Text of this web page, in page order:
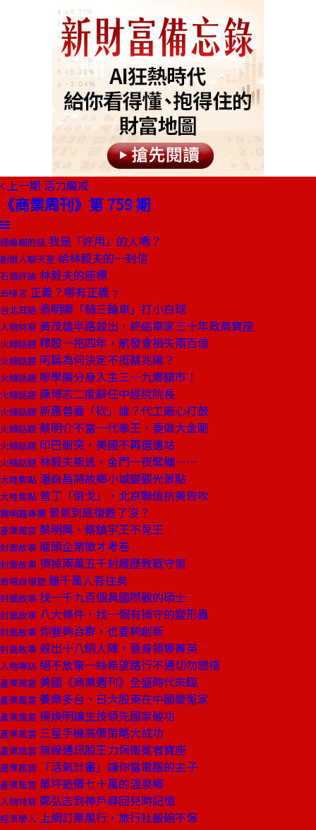
上一期 活力魔戒
《商業周刊》第 759 期
總編輯的話 我是「好用」的人嗎？
創辦人聊天室 給林毅夫的一封信
石頭評論 林毅夫的座標
去梯言 正義？哪有正義﹖
台北耳語 翁明顯「騎三輪車」打小白球
人物特寫 黃茂雄半路殺出，終結辜家三十年政商寶座
火線話題 釋股一拖四年，航發會損失兩百億
火線話題 阿扁為何決定不挺蔡兆陽？
火線話題 廖學廣分身入主三一九鄉鎮市！
火線話題 陳博志二度辭任中經院院長
火線話題 新惠普要「砍」誰？代工廠心打鼓
火線話題 蔡明介不當一代拳王，要做大金剛
火線話題 印巴衝突，美國不再選邊站
火線話題 林毅夫叛逃，金門一夜緊繃……
大陸焦點 潘燊昌將故鄉小城變觀光景點
大陸焦點 普丁「倒戈」，北京聯俄抗美告吹
龔明鑫專欄 景氣到底復甦了沒？
產業風雲 蔡明興、蔡鎮宇王不見王
封面故事 龍頭企業徵才考卷
封面故事 擠掉兩萬五千封履歷教戰守策
商場自慢塾 雖千萬人吾往矣
封面故事 找一千九百個具國際觀的碩士
封面故事 八大條件，找一個有操守的變形蟲
封面故事 你要夠合群，也要夠創新
封面故事 殺出十八銅人陣，晉身領導菁英
人物專訪 絕不放棄一絲希望路行不通切勿戀棧
產業風雲 美國《商業週刊》全盛時代來臨
產業風雲 養樂多台、日大股東在中國變冤家
產業風雲 楊煥明讓生技領先國家破功
產業風雲 三星手機高價策略大成功
產業風雲 無線通訊股王力保衛冕者寶座
產業風雲 「活氧計畫」讓你當電腦的主子
產業風雲 單坪造價七十萬的溫泉鄉
人物特寫 鄭弘志到神戶尋回兒時記憶
經濟學人 上網訂票風行，旅行社飯碗不保